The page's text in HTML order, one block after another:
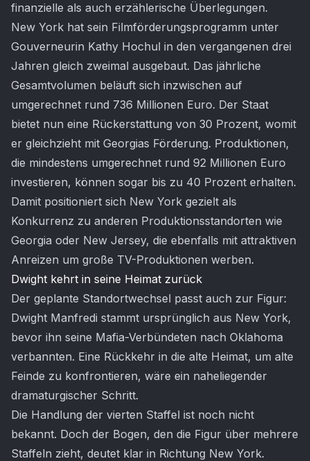
finanzielle als auch erzählerische Überlegungen.
New York hat sein Filmförderungsprogramm unter
Gouverneurin Kathy Hochul in den vergangenen drei
Jahren gleich zweimal ausgebaut. Das jährliche
Gesamtvolumen beläuft sich inzwischen auf
umgerechnet rund 736 Millionen Euro. Der Staat
bietet nun eine Rückerstattung von 30 Prozent, womit
er gleichzieht mit Georgias Förderung. Produktionen,
die mindestens umgerechnet rund 92 Millionen Euro
investieren, können sogar bis zu 40 Prozent erhalten.
Damit positioniert sich New York gezielt als
Konkurrenz zu anderen Produktionsstandorten wie
Georgia oder New Jersey, die ebenfalls mit attraktiven
Anreizen um große TV-Produktionen werben.
Dwight kehrt in seine Heimat zurück
Der geplante Standortwechsel passt auch zur Figur:
Dwight Manfredi stammt ursprünglich aus New York,
bevor ihn seine Mafia-Verbündeten nach Oklahoma
verbannten. Eine Rückkehr in die alte Heimat, um alte
Feinde zu konfrontieren, wäre ein naheliegender
dramaturgischer Schritt.
Die Handlung der vierten Staffel ist noch nicht
bekannt. Doch der Bogen, den die Figur über mehrere
Staffeln zieht, deutet klar in Richtung New York.